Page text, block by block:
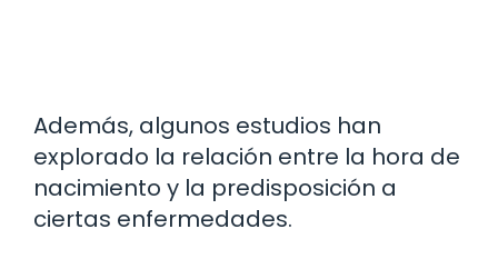
Además, algunos estudios han
explorado la relación entre la hora de
nacimiento y la predisposición a
ciertas enfermedades.